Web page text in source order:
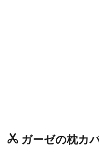
ガーゼの枕カ